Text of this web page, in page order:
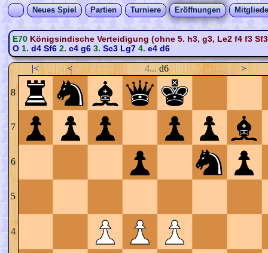
Neues Spiel Partien Turniere Eröffnungen
E70 Königsindische Verteidigung (ohne 5. h3, g3, Le2 f4 f3
O1. d4 Sf62. c4 g63. Sc3 Lg74. e4 d6
|< < 4... d6 >
8
7
6
5
4